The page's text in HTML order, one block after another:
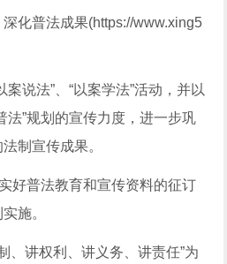
普法成果(https://www.xing5
说法”、“以案学法”活动，并以
法”规划的宣传力度，进一步巩
制宣传成果。
普法教育和宣传资料的征订
施。
讲权利、讲义务、讲责任”为